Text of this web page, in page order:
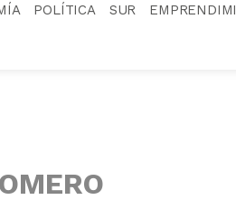
POLÍTICA SUR